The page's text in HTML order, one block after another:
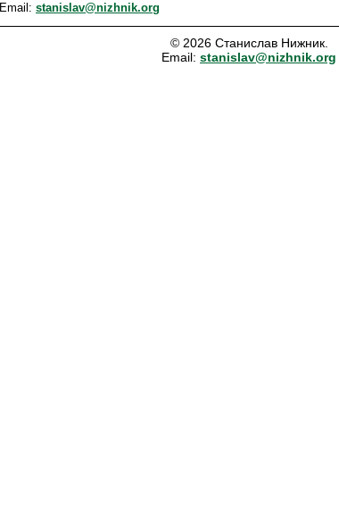
Email: stanislav@nizhnik.org
© 2026 Станислав Нижник.
Email: stanislav@nizhnik.org